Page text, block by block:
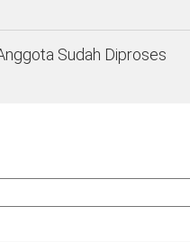
Sudah Diproses